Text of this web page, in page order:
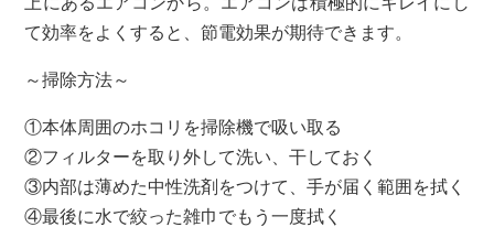
て効率をよくすると、節電効果が期待できます。
～掃除方法～
①本体周囲のホコリを掃除機で吸い取る
②フィルターを取り外して洗い、干しておく
③内部は薄めた中性洗剤をつけて、手が届く範囲を拭く
④最後に水で絞った雑巾でもう一度拭く